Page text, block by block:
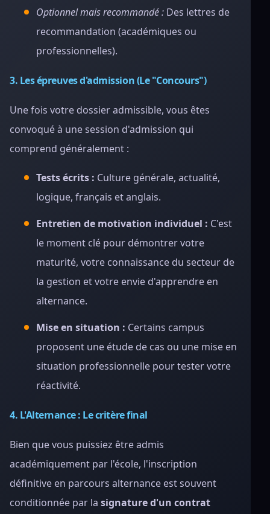
Optionnel mais recommandé : Des lettres de
recommandation (académiques ou
professionnelles).
3. Les épreuves d'admission (Le "Concours")
Une fois votre dossier admissible, vous êtes
convoqué à une session d'admission qui
comprend généralement :
Tests écrits : Culture générale, actualité,
logique, français et anglais.
Entretien de motivation individuel : C'est
le moment clé pour démontrer votre
maturité, votre connaissance du secteur de
la gestion et votre envie d'apprendre en
alternance.
Mise en situation : Certains campus
proposent une étude de cas ou une mise en
situation professionnelle pour tester votre
réactivité.
4. L'Alternance : Le critère final
Bien que vous puissiez être admis
académiquement par l'école, l'inscription
définitive en parcours alternance est souvent
conditionnée par la signature d'un contrat